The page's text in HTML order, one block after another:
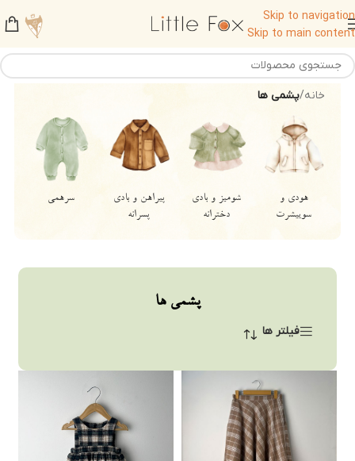
Skip to navigation
Skip to main content
خانه/پشمی ها
هودی و
سوییشرت
شومیز و بادی
دخترانه
پیراهن و بادی
پسرانه
سرهمی
پشمی ها
فیلتر ها